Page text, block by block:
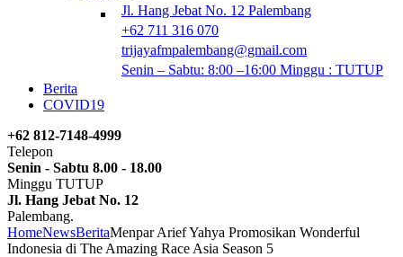
Jl. Hang Jebat No. 12 Palembang
+62 711 316 070
trijayafmpalembang@gmail.com
Senin – Sabtu: 8:00 –16:00 Minggu : TUTUP
Berita
COVID19
+62 812-7148-4999
Telepon
Senin - Sabtu 8.00 - 18.00
Minggu TUTUP
Jl. Hang Jebat No. 12
Palembang.
HomeNewsBeritaMenpar Arief Yahya Promosikan Wonderful
Indonesia di The Amazing Race Asia Season 5